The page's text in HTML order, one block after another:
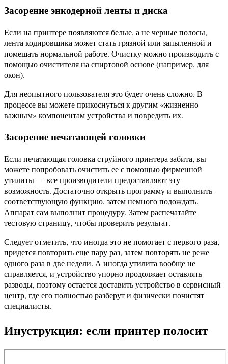
Засорение энкодерной ленты и диска
Если на принтере появляются белые, а не черные полосы,
лента кодировщика может стать грязной или запыленной и
помешать нормальной работе. Очистку можно производить с
помощью очистителя на спиртовой основе (например, для
окон).
Для неопытного пользователя это будет очень сложно. В
процессе вы можете прикоснуться к другим «жизненно
важным» компонентам устройства и повредить их.
Засорение печатающей головки
Если печатающая головка струйного принтера забита, вы
можете попробовать очистить ее с помощью фирменной
утилиты — все производители предоставляют эту
возможность. Достаточно открыть программу и выполнить
соответствующую функцию, затем немного подождать.
Аппарат сам выполнит процедуру. Затем распечатайте
тестовую страницу, чтобы проверить результат.
Следует отметить, что иногда это не помогает с первого раза,
придется повторить еще пару раз, затем повторять не реже
одного раза в две недели. А иногда утилита вообще не
справляется, и устройство упорно продолжает оставлять
разводы, поэтому остается доставить устройство в сервисный
центр, где его полностью разберут и физически почистят
специалисты.
Инуструкция: если принтер полосит